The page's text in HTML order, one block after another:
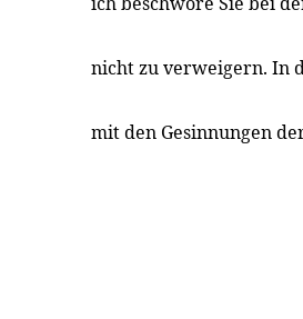
nicht zu verweigern. In
mit den Gesinnungen